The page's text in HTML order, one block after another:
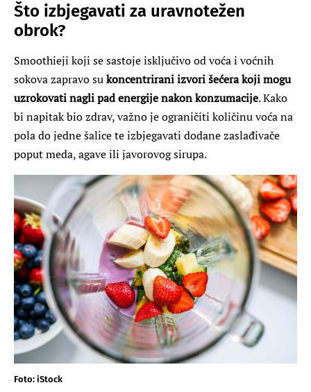
Što izbjegavati za uravnotežen
obrok?
Smoothieji koji se sastoje isključivo od voća i voćnih
sokova zapravo sukoncentrirani izvori šećera koji mogu
uzrokovati nagli pad energije nakon konzumacije. Kako
bi napitak bio zdrav, važno je ograničiti količinu voća na
pola do jedne šalice te izbjegavati dodane zaslađivače
poput meda, agave ili javorovog sirupa.
Foto: iStock